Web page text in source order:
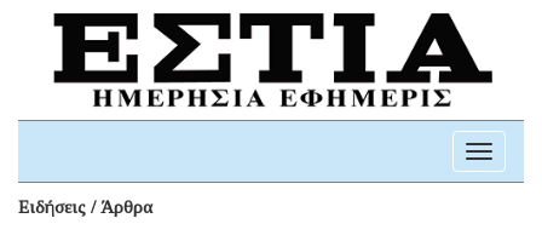
Toggle
Ειδήσεις / Άρθρα